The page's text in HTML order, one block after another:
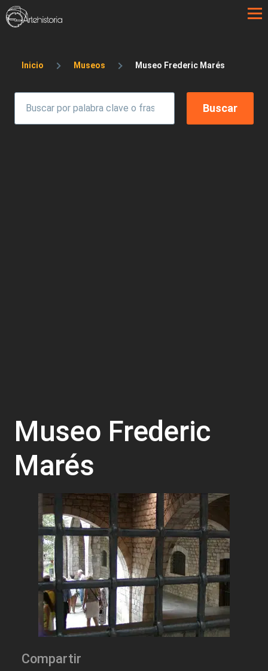
Pasar al contenido principal
Sobrescribir enlaces de ayuda a la
Inicio Museos Museo Frederic Marés
Museo Frederic
Marés
Compartir